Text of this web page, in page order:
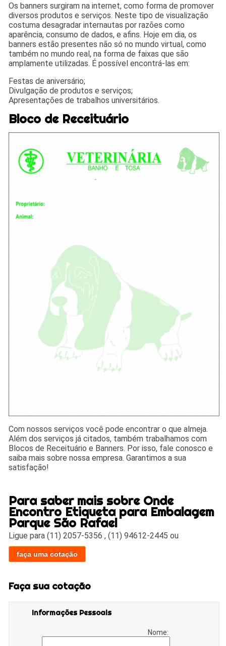
Os banners surgiram na internet, como forma de promover
diversos produtos e serviços. Neste tipo de visualização
costuma desagradar internautas por razões como
aparência, consumo de dados, e afins. Hoje em dia, os
banners estão presentes não só no mundo virtual, como
também no mundo real, na forma de faixas que são
amplamente utilizadas. É possível encontrá-las em:
Festas de aniversário;
Divulgação de produtos e serviços;
Apresentações de trabalhos universitários.
Bloco de Receituário
Com nossos serviços você pode encontrar o que almeja.
Além dos serviços já citados, também trabalhamos com
Blocos de Receituário e Banners. Por isso, fale conosco e
saiba mais sobre nossa empresa. Garantimos a sua
satisfação!
Para saber mais sobre Onde
Encontro Etiqueta para Embalagem
Parque São Rafael
Ligue para(11) 2057-5356 ,(11) 94612-2445 ou
faça uma cotação
Faça sua cotação
Informações Pessoais
Nome: